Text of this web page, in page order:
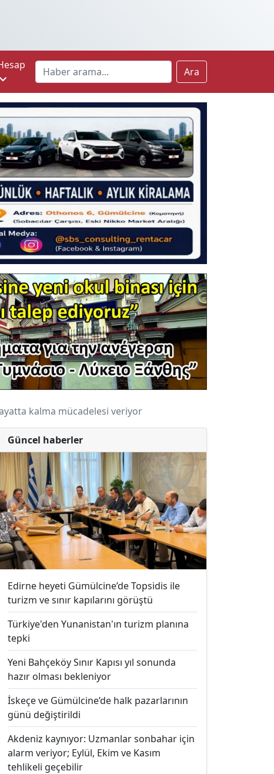
Ara
kalma mücadelesi veriyor
Güncel haberler
Edirne heyeti Gümülcine’de Topsidis ile
turizm ve sınır kapılarını görüştü
Türkiye'den Yunanistan'ın turizm planına
tepki
Yeni Bahçeköy Sınır Kapısı yıl sonunda
hazır olması bekleniyor
İskeçe ve Gümülcine’de halk pazarlarının
günü değiştirildi
Akdeniz kaynıyor: Uzmanlar sonbahar için
alarm veriyor; Eylül, Ekim ve Kasım
tehlikeli geçebilir